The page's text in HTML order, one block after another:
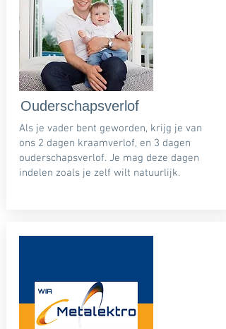
Ouderschapsverlof
Als je vader bent geworden, krijg je van
ons 2 dagen kraamverlof, en 3 dagen
ouderschapsverlof. Je mag deze dagen
indelen zoals je zelf wilt natuurlijk.